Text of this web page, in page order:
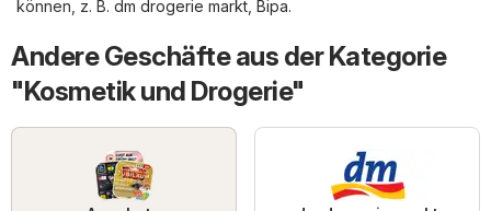
können, z. B. dm drogerie markt Bipa.
Andere Geschäfte aus der Kategorie
"Kosmetik und Drogerie"